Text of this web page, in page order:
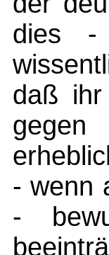
dies -
daß ihr
gegen
- wenn
-